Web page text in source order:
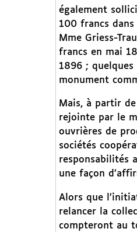
également
100 francs
Mme Griess-
francs en mai
1896 ;
monument
Mais, à partir de
rejointe par le
ouvrières de
sociétés
responsabilités
une façon
Alors que
relancer la
compteront au